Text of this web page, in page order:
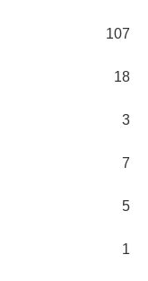
107
18
3
7
5
1